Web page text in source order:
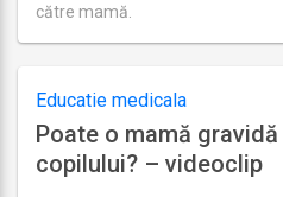
către mamă.
2018
Educatie medicala
Poate o mamă
copilului? – videoclip